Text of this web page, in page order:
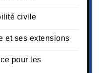
civile
et ses extensions
pour les